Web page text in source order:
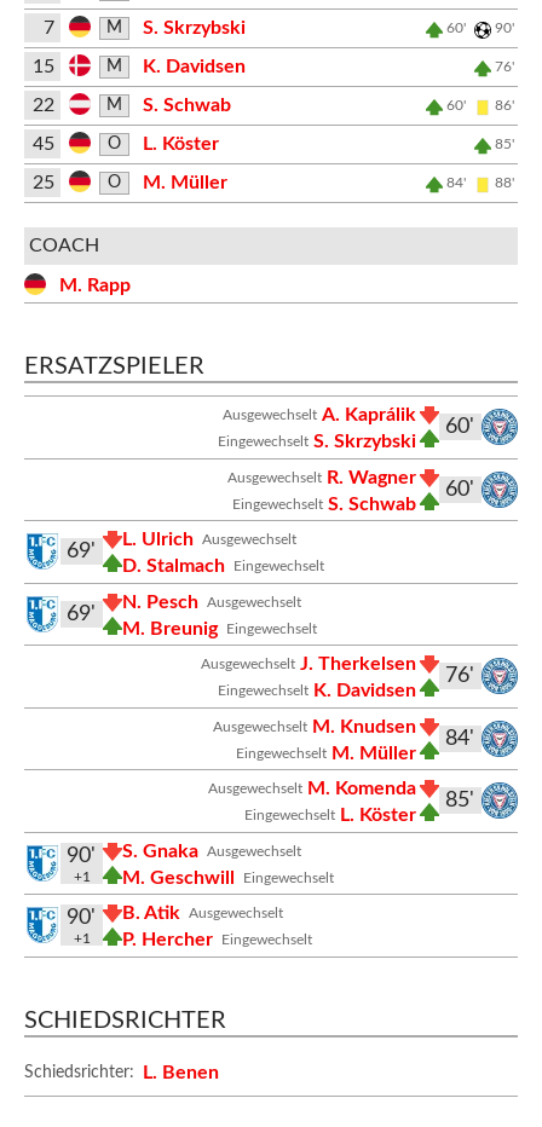
7 M S. Skrzybski 60' 90'
15 M K. Davidsen 76'
22 M S. Schwab 60' 86'
45 O L. Köster 85'
25 O M. Müller 84' 88'
COACH
M. Rapp
ERSATZSPIELER
60'
Ausgewechselt A. Kaprálik
Eingewechselt S. Skrzybski
60'
Ausgewechselt R. Wagner
Eingewechselt S. Schwab
Ausgewechselt
L. Ulrich
Eingewechselt
D. Stalmach
69'
Ausgewechselt
N. Pesch
Eingewechselt
M. Breunig
69'
76'
Ausgewechselt J. Therkelsen
Eingewechselt K. Davidsen
84'
Ausgewechselt M. Knudsen
Eingewechselt M. Müller
85'
Ausgewechselt M. Komenda
Eingewechselt L. Köster
Ausgewechselt
S. Gnaka
Eingewechselt
M. Geschwill
90'
+1
Ausgewechselt
B. Atik
Eingewechselt
P. Hercher
90'
+1
SCHIEDSRICHTER
Schiedsrichter: L. Benen